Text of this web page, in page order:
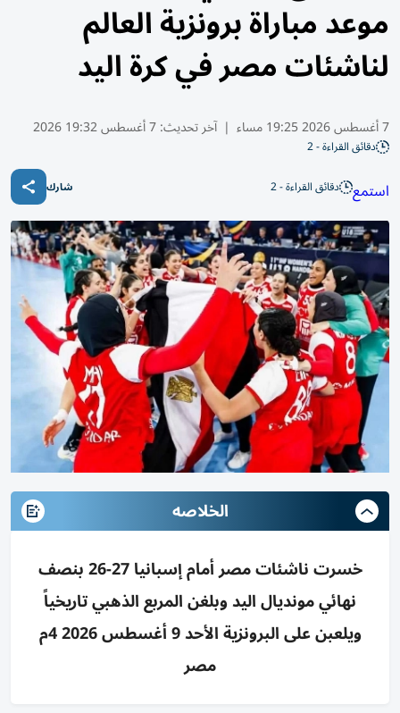
موعد مباراة برونزية العالم
لناشئات مصر في كرة اليد
7 أغسطس 2026 19:25 مساء | آخر تحديث:7 أغسطس 19:32 2026
دقائق القراءة - 2
استمع دقائق القراءة - 2 شارك
الخلاصه
خسرت ناشئات مصر أمام إسبانيا 27-26 بنصف
نهائي مونديال اليد وبلغن المربع الذهبي تاريخياً
ويلعبن على البرونزية الأحد 9 أغسطس 2026 4م
مصر